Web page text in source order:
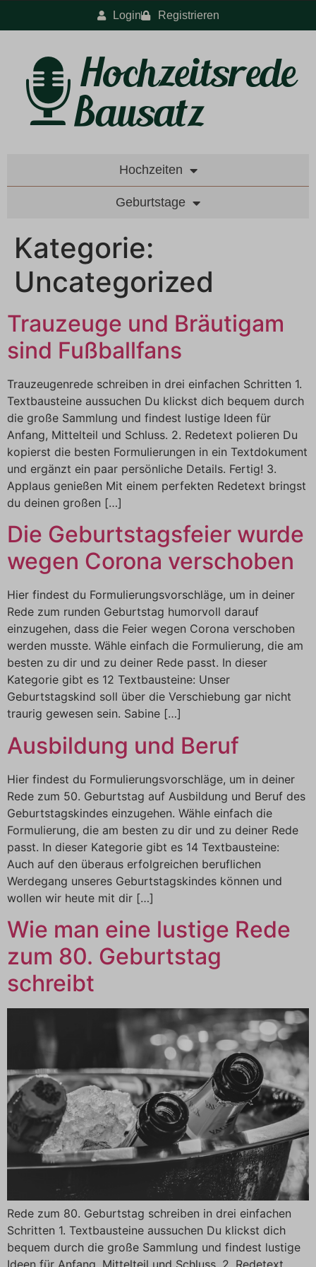
Login Registrieren
Hochzeiten
Geburtstage
Kategorie:
Uncategorized
Trauzeuge und Bräutigam
sind Fußballfans
Trauzeugenrede schreiben in drei einfachen Schritten 1.
Textbausteine aussuchen Du klickst dich bequem durch
die große Sammlung und findest lustige Ideen für
Anfang, Mittelteil und Schluss. 2. Redetext polieren Du
kopierst die besten Formulierungen in ein Textdokument
und ergänzt ein paar persönliche Details. Fertig! 3.
Applaus genießen Mit einem perfekten Redetext bringst
du deinen großen […]
Die Geburtstagsfeier wurde
wegen Corona verschoben
Hier findest du Formulierungsvorschläge, um in deiner
Rede zum runden Geburtstag humorvoll darauf
einzugehen, dass die Feier wegen Corona verschoben
werden musste. Wähle einfach die Formulierung, die am
besten zu dir und zu deiner Rede passt. In dieser
Kategorie gibt es 12 Textbausteine: Unser
Geburtstagskind soll über die Verschiebung gar nicht
traurig gewesen sein. Sabine […]
Ausbildung und Beruf
Hier findest du Formulierungsvorschläge, um in deiner
Rede zum 50. Geburtstag auf Ausbildung und Beruf des
Geburtstagskindes einzugehen. Wähle einfach die
Formulierung, die am besten zu dir und zu deiner Rede
passt. In dieser Kategorie gibt es 14 Textbausteine:
Auch auf den überaus erfolgreichen beruflichen
Werdegang unseres Geburtstagskindes können und
wollen wir heute mit dir […]
Wie man eine lustige Rede
zum 80. Geburtstag
schreibt
Rede zum 80. Geburtstag schreiben in drei einfachen
Schritten 1. Textbausteine aussuchen Du klickst dich
bequem durch die große Sammlung und findest lustige
Ideen für Anfang, Mittelteil und Schluss. 2. Redetext